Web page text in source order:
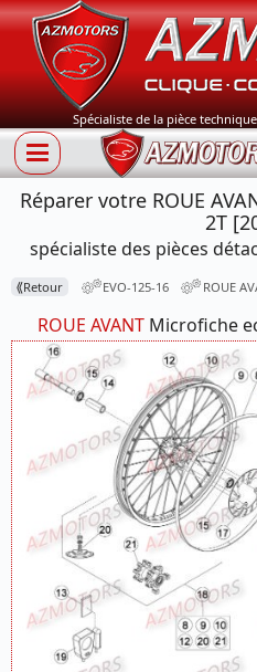
Spécialiste de la pièce
Réparer votre ROUE
2T
spécialiste des pièces
⟪Retour EVO-125-16 ROUE
ROUE AVANTMicrofiche